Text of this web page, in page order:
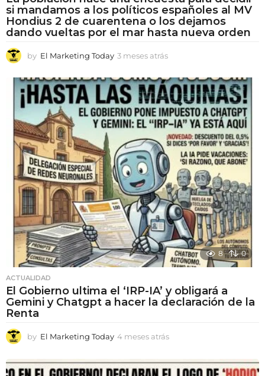
si mandamos a los políticos españoles al MV
Hondius 2 de cuarentena o los dejamos
dando vueltas por el mar hasta nueva orden
by El Marketing Today 3 meses atrás
e
s
e
s
a
t
r
á
s
8 0
ACTUALIDAD
El Gobierno ultima el ‘IRP-IA’ y obligará a
Gemini y Chatgpt a hacer la declaración de la
Renta
by El Marketing Today 4 meses atrás
e
s